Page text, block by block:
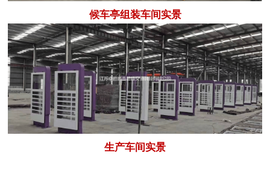
候车亭组装车间实景
生产车间实景